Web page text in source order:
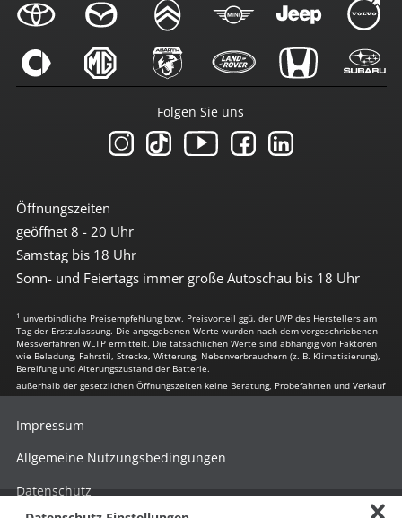
Öffnungszeiten
geöffnet 8 - 20 Uhr
Samstag bis 18 Uhr
Sonn- und Feiertags immer große Autoschau bis 18 Uhr
Folgen Sie uns
1 unverbindliche Preisempfehlung bzw. Preisvorteil ggü. der UVP des Herstellers am
Tag der Erstzulassung. Die angegebenen Werte wurden nach dem vorgeschriebenen
Messverfahren WLTP ermittelt. Die tatsächlichen Werte sind abhängig von Faktoren
wie Beladung, Fahrstil, Strecke, Witterung, Nebenverbrauchern (z. B. Klimatisierung),
Bereifung und Alterungszustand der Batterie.
außerhalb der gesetzlichen Öffnungszeiten keine Beratung, Probefahrten und Verkauf
Impressum
Allgemeine Nutzungsbedingungen
Datenschutz